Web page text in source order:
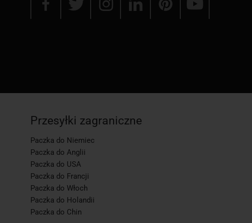
Przesyłki zagraniczne
Paczka do Niemiec
Paczka do Anglii
Paczka do USA
Paczka do Francji
Paczka do Włoch
Paczka do Holandii
Paczka do Chin